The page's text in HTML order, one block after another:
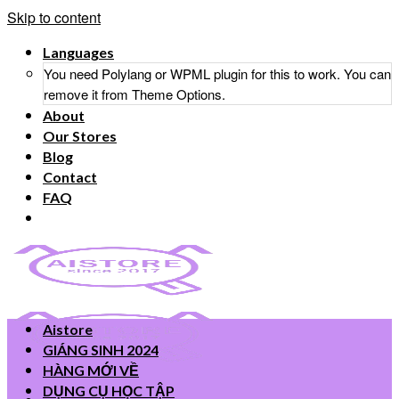
Skip to content
Languages
You need Polylang or WPML plugin for this to work. You can
remove it from Theme Options.
About
Our Stores
Blog
Contact
FAQ
Aistore
GIÁNG SINH 2024
HÀNG MỚI VỀ
DỤNG CỤ HỌC TẬP